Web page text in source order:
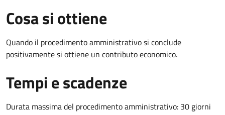
Cosa si ottiene
Quando il procedimento amministrativo si conclude
positivamente si ottiene un contributo economico.
Tempi e scadenze
Durata massima del procedimento amministrativo: 30 giorni